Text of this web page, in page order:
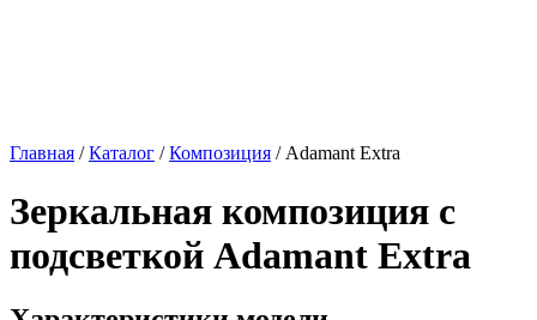
Главная /Каталог /Композиция / Adamant Extra
Зеркальная композиция с
подсветкой Adamant Extra